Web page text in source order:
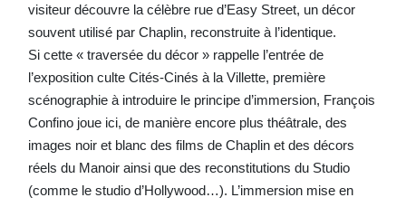
visiteur découvre la célèbre rue d’Easy Street, un décor
souvent utilisé par Chaplin, reconstruite à l’identique.
Si cette « traversée du décor » rappelle l’entrée de
l’exposition culte Cités-Cinés à la Villette, première
scénographie à introduire le principe d’immersion, François
Confino joue ici, de manière encore plus théâtrale, des
images noir et blanc des films de Chaplin et des décors
réels du Manoir ainsi que des reconstitutions du Studio
(comme le studio d’Hollywood…). L’immersion mise en